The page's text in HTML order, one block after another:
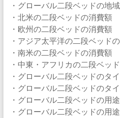
・グローバル二段ベッドの地
・北米の二段ベッドの消費額
・欧州の二段ベッドの消費額
・アジア太平洋の二段ベッド
・南米の二段ベッドの消費額
・中東・アフリカの二段ベッ
・グローバル二段ベッドのタ
・グローバル二段ベッドのタ
・グローバル二段ベッドの用
・グローバル二段ベッドの用